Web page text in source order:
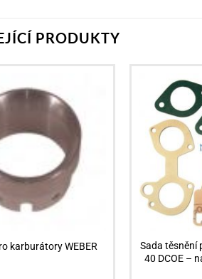
PRODUKTY
karburátory WEBER
Sada těsnění
40 DCOE –